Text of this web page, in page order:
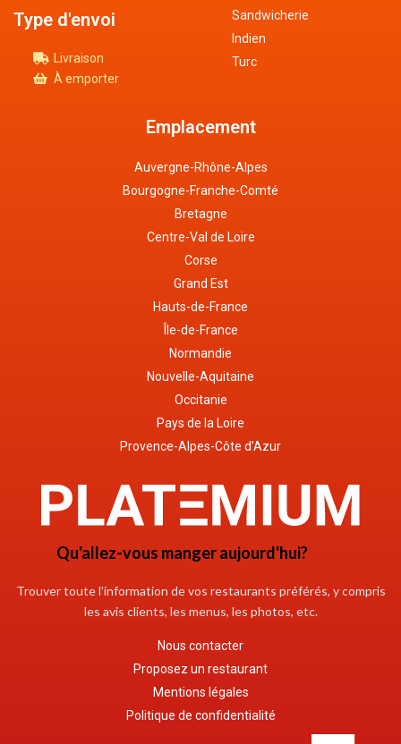
Qu'allez-vous manger aujourd'hui?
Trouver toute l’information de vos restaurants préférés, y compris
les avis clients, les menus, les photos, etc.
Nous contacter
Proposez un restaurant
Mentions légales
Politique de confidentialité
Emplacement
Auvergne-Rhône-Alpes
Bourgogne-Franche-Comté
Bretagne
Centre-Val de Loire
Corse
Grand Est
Hauts-de-France
Île-de-France
Normandie
Nouvelle-Aquitaine
Occitanie
Pays de la Loire
Provence-Alpes-Côte d’Azur
Sandwicherie
Indien
Turc
Type d'envoi
Livraison
À emporter